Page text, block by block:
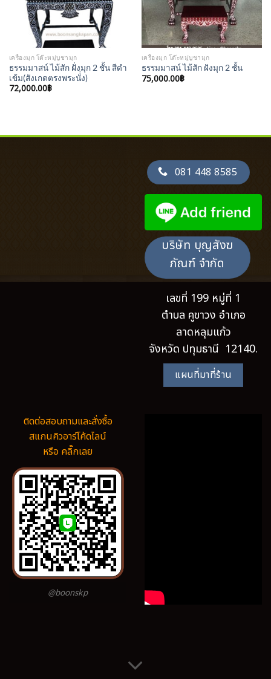
เครื่องมุก โต๊ะหมู่บูชามุก
ธรรมมาสน์ ไม้สัก ฝั่งมุก 2 ชั้น สีดำ
เข้ม(สังเกตตรงพระนั่่ง)
72,000.00฿
เครื่องมุก โต๊ะหมู่บูชามุก
ธรรมมาสน์ ไม้สัก ฝังมุก 2 ชั้น
75,000.00฿
081 448 8585
บริษัท บุญสังฆ
ภัณฑ์ จำกัด
เลขที่ 199 หมู่ที่ 1
ตำบล คูขาวง อำเภอ
ลาดหลุมแก้ว
จังหวัด ปทุมธานี 12140.
แผนที่มาที่ร้าน
ติดต่อสอบถามและสั่งซื้อ
สแกนคิวอาร์โค้ดไลน์
หรือ คลิ๊กเลย
@boonskp